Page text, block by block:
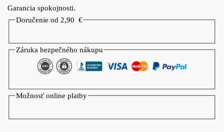
Garancia spokojnosti.
Doručenie od 2,90€
Záruka bezpečného nákupu
Možnosť online platby